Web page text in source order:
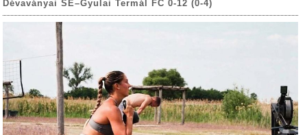
Dévaványai SE–Gyulai Termál FC 0-12 (0-4)